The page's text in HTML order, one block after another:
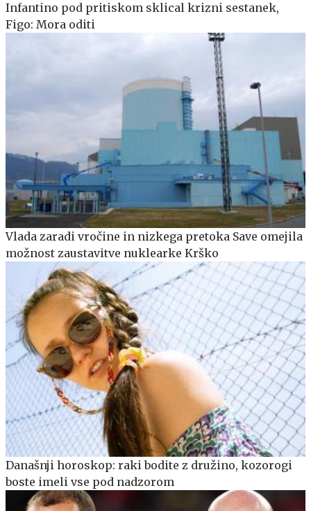
Infantino pod pritiskom sklical krizni sestanek,
Figo: Mora oditi
Vlada zaradi vročine in nizkega pretoka Save omejila
možnost zaustavitve nuklearke Krško
Današnji horoskop: raki bodite z družino, kozorogi
boste imeli vse pod nadzorom